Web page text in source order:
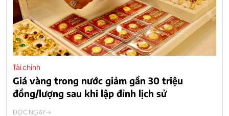
Tài chính
Giá vàng trong nước giảm gần 30 triệu
đồng/lượng sau khi lập đỉnh lịch sử
ĐỌC NGAY